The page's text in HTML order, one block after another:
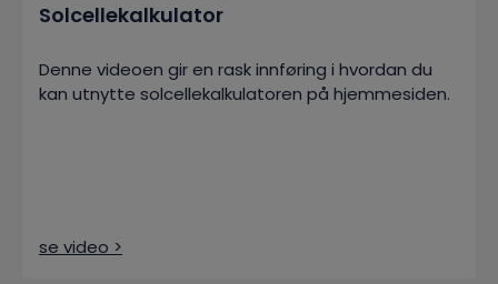
Solcellekalkulator
Denne videoen gir en rask innføring i hvordan du
kan utnytte solcellekalkulatoren på hjemmesiden.
se video >